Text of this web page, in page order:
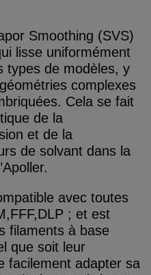
Smoothing (SVS)
lisse uniformément
types de modèles, y
complexes
Cela se fait
de la
et de la
de solvant dans la
avec toutes
; et est
filaments à base
que soit leur
facilement adapter sa